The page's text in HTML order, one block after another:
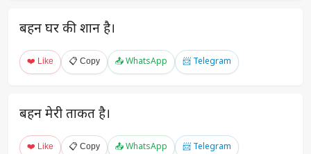
बहन घर की शान है।
❤️ Like 📋 Copy 📤 WhatsApp 📨 Telegram
बहन मेरी ताकत है।
❤️ Like 📋 Copy 📤 WhatsApp 📨 Telegram